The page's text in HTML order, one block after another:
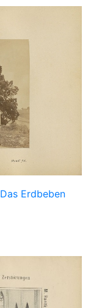
Das Erdbeben